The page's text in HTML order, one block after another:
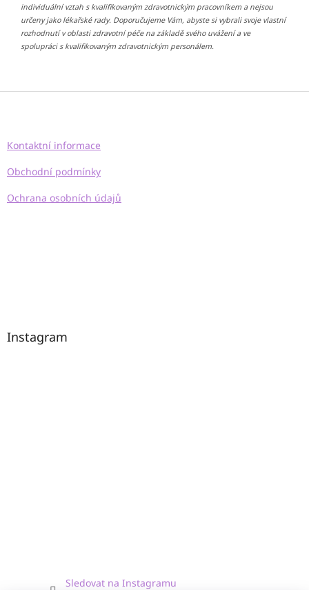
individuální vztah s kvalifikovaným zdravotnickým pracovníkem a nejsou
určeny jako lékařské rady. Doporučujeme Vám, abyste si vybrali svoje vlastní
rozhodnutí v oblasti zdravotní péče na základě svého uvážení a ve
spolupráci s kvalifikovaným zdravotnickým personálem.
Z
Kontaktní informace
Obchodní podmínky
Ochrana osobních údajů
Instagram
Sledovat na Instagramu